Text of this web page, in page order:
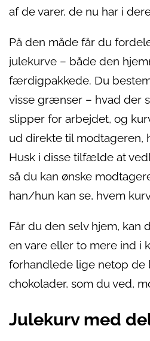
af de varer, de nu har i
På den måde får du
julekurve – både den
færdigpakkede. Du
visse grænser – hvad der
slipper for arbejdet, og
ud direkte til modtageren,
Husk i disse tilfælde at
så du kan ønske
han/hun kan se, hvem
Får du den selv hjem, kan
en vare eller to mere ind i
forhandlede lige netop de
chokolader, som du ved,
Julekurv med